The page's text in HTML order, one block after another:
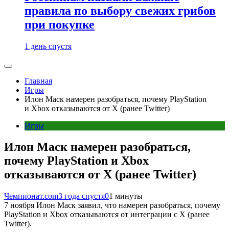
правила по выбору свежих грибов
при покупке
1 день спустя
Главная
Игры
Илон Маск намерен разобраться, почему PlayStation
и Xbox отказываются от X (ранее Twitter)
Игры
Илон Маск намерен разобраться,
почему PlayStation и Xbox
отказываются от X (ранее Twitter)
Чемпионат.com3 года спустя01 минуты
7 ноября Илон Маск заявил, что намерен разобраться, почему
PlayStation и Xbox отказываются от интеграции с X (ранее
Twitter).